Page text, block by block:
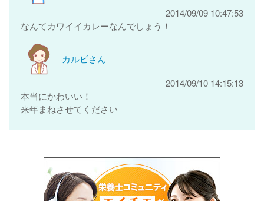
2014/09/09 10:47:53
なんてカワイイカレーなんでしょう！
カルビさん
2014/09/10 14:15:13
本当にかわいい！
来年まねさせてください